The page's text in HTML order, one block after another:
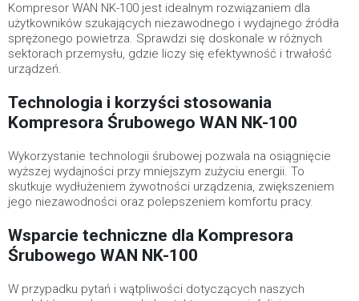
Kompresor WAN NK-100 jest idealnym rozwiązaniem dla
użytkowników szukających niezawodnego i wydajnego źródła
sprężonego powietrza. Sprawdzi się doskonale w różnych
sektorach przemysłu, gdzie liczy się efektywność i trwałość
urządzeń.
Technologia i korzyści stosowania
Kompresora Śrubowego WAN NK-100
Wykorzystanie technologii śrubowej pozwala na osiągnięcie
wyższej wydajności przy mniejszym zużyciu energii. To
skutkuje wydłużeniem żywotności urządzenia, zwiększeniem
jego niezawodności oraz polepszeniem komfortu pracy.
Wsparcie techniczne dla Kompresora
Śrubowego WAN NK-100
W przypadku pytań i wątpliwości dotyczących naszych